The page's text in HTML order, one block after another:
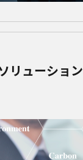
リューション